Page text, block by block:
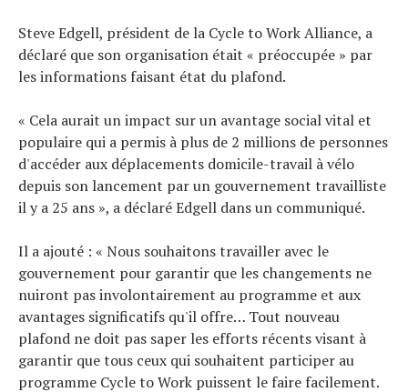
Steve Edgell, président de la Cycle to Work Alliance, a
déclaré que son organisation était « préoccupée » par
les informations faisant état du plafond.
« Cela aurait un impact sur un avantage social vital et
populaire qui a permis à plus de 2 millions de personnes
d'accéder aux déplacements domicile-travail à vélo
depuis son lancement par un gouvernement travailliste
il y a 25 ans », a déclaré Edgell dans un communiqué.
Il a ajouté : « Nous souhaitons travailler avec le
gouvernement pour garantir que les changements ne
nuiront pas involontairement au programme et aux
avantages significatifs qu'il offre… Tout nouveau
plafond ne doit pas saper les efforts récents visant à
garantir que tous ceux qui souhaitent participer au
programme Cycle to Work puissent le faire facilement.